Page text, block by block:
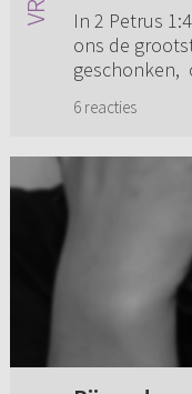
In 2 Petrus
ons de
geschonken,
verderf, dat er
6 reacties